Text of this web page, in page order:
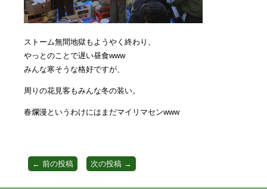
ストーム無間地獄もようやく終わり、
やっとのことで遅い昼食www
みんな寒そうな格好ですが、
周りの花見客もみんな冬の装い。
春爛漫というわけにはまだマイリマセンwww
← 前の投稿 次の投稿 →